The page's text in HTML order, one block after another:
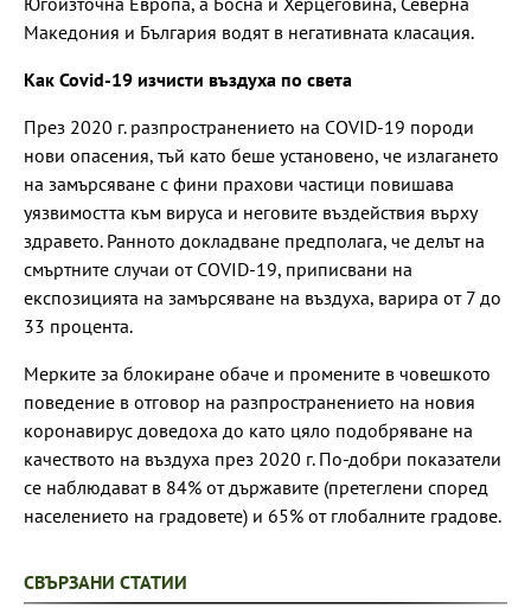
Македония и България водят в негативната класация.
Как Covid-19 изчисти въздуха по света
През 2020 г. разпространението на COVID-19 породи
нови опасения, тъй като беше установено, че излагането
на замърсяване с фини прахови частици повишава
уязвимостта към вируса и неговите въздействия върху
здравето. Ранното докладване предполага, че делът на
смъртните случаи от COVID-19, приписвани на
експозицията на замърсяване на въздуха, варира от 7 до
33 процента.
Мерките за блокиране обаче и промените в човешкото
поведение в отговор на разпространението на новия
коронавирус доведоха до като цяло подобряване на
качеството на въздуха през 2020 г. По-добри показатели
се наблюдават в 84% от държавите (претеглени според
населението на градовете) и 65% от глобалните градове.
СВЪРЗАНИ СТАТИИ